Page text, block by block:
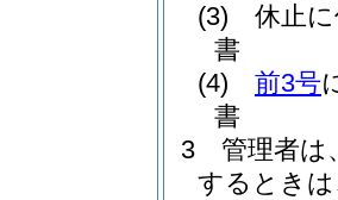
(3)
休止
書
(4)
前3号
書
3
管理者は
するとき